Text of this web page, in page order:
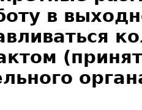
в